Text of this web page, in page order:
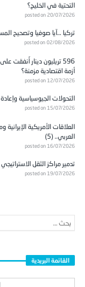
التحتية في الخليج؟
posted on 20/07/2026
تركيا …آيا صوفيا وتصحيح
posted on 02/08/2026
596 تريليون دينار أُنفقت
أزمة اقتصادية مزمنة؟
posted on 12/07/2026
التحولات الجيوسياسية وإعادة
posted on 15/07/2026
العلاقات الأمريكية
العربي.. (5)
posted on 16/07/2026
تدمير مراكز الثقل
posted on 19/07/2026
القائمة البريدية